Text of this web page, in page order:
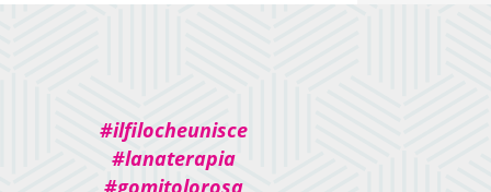
#ilfilocheunisce
#lanaterapia
#gomitolorosa